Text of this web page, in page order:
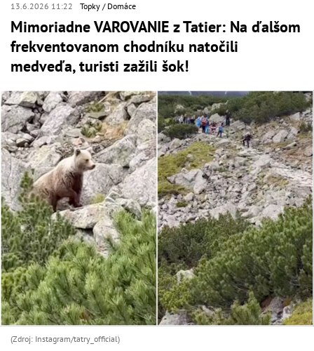
13.6.2026 11:22 Topky Domáce
Mimoriadne VAROVANIE z Tatier: Na ďalšom
frekventovanom chodníku natočili
medveďa, turisti zažili šok!
(Zdroj: Instagram/tatry_official)